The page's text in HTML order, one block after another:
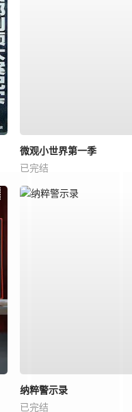
微观小世界第一季
已完结
纳粹警示录
已完结